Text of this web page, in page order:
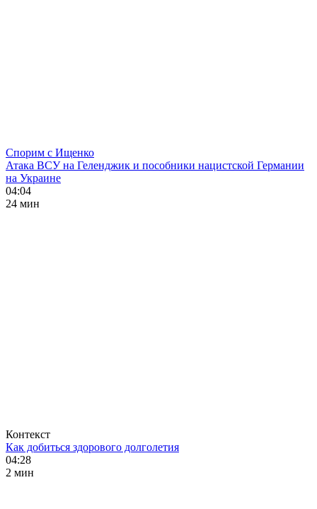
Спорим с Ищенко
Атака ВСУ на Геленджик и пособники нацистской Германии
на Украине
04:04
24 мин
Контекст
Как добиться здорового долголетия
04:28
2 мин